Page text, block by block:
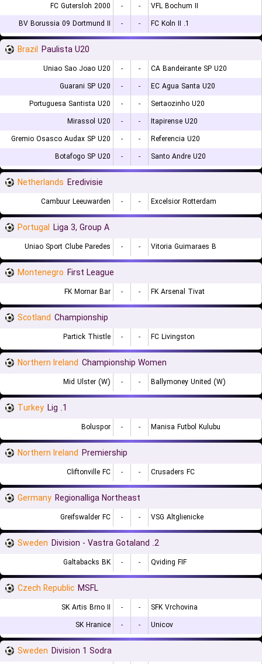
FC Gutersloh 2000 - -
VFL Bochum II
BV Borussia 09 Dortmund II
- - 1. FC Koln II
Brazil Paulista U20
Uniao Sao Joao U20 - -
CA Bandeirante SP U20
Guarani SP U20
- -
EC Agua Santa U20
Portuguesa Santista U20
- -
Sertaozinho U20
Mirassol U20
- -
Itapirense U20
Gremio Osasco Audax SP U20
- -
Referencia U20
Botafogo SP U20
- - Santo Andre U20
Netherlands Eredivisie
Cambuur Leeuwarden - - Excelsior Rotterdam
Portugal Liga 3, Group A
Uniao Sport Clube Paredes - - Vitoria Guimaraes B
Montenegro First League
FK Mornar Bar - - FK Arsenal Tivat
Scotland Championship
Partick Thistle - - FC Livingston
Northern Ireland Championship Women
Mid Ulster (W) - - Ballymoney United (W)
Turkey 1. Lig
Boluspor - - Manisa Futbol Kulubu
Northern Ireland Premiership
Cliftonville FC - - Crusaders FC
Germany Regionalliga Northeast
Greifswalder FC - - VSG Altglienicke
Sweden 2. Division - Vastra Gotaland
Galtabacks BK - - Qviding FIF
Czech Republic MSFL
SK Artis Brno II - -
SFK Vrchovina
SK Hranice
- - Unicov
Sweden Division 1 Sodra